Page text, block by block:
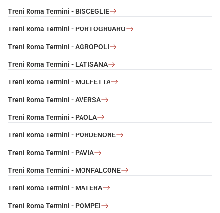
Treni Roma Termini - BISCEGLIE
Treni Roma Termini - PORTOGRUARO
Treni Roma Termini - AGROPOLI
Treni Roma Termini - LATISANA
Treni Roma Termini - MOLFETTA
Treni Roma Termini - AVERSA
Treni Roma Termini - PAOLA
Treni Roma Termini - PORDENONE
Treni Roma Termini - PAVIA
Treni Roma Termini - MONFALCONE
Treni Roma Termini - MATERA
Treni Roma Termini - POMPEI